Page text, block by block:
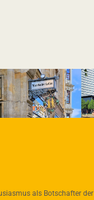
als Botschafter der